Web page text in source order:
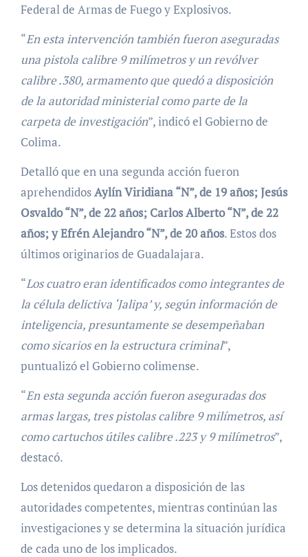
Federal de Armas de Fuego y Explosivos.
“En esta intervención también fueron aseguradas
una pistola calibre 9 milímetros y un revólver
calibre .380, armamento que quedó a disposición
de la autoridad ministerial como parte de la
carpeta de investigación”, indicó el Gobierno de
Colima.
Detalló que en una segunda acción fueron
aprehendidosAylín Viridiana “N”, de 19 años; Jesús
Osvaldo “N”, de 22 años; Carlos Alberto “N”, de 22
años; y Efrén Alejandro “N”, de 20 años. Estos dos
últimos originarios de Guadalajara.
“Los cuatro eran identificados como integrantes de
la célula delictiva ‘Jalipa’ y, según información de
inteligencia, presuntamente se desempeñaban
como sicarios en la estructura criminal”,
puntualizó el Gobierno colimense.
“En esta segunda acción fueron aseguradas dos
armas largas, tres pistolas calibre 9 milímetros, así
como cartuchos útiles calibre .223 y 9 milímetros”,
destacó.
Los detenidos quedaron a disposición de las
autoridades competentes, mientras continúan las
investigaciones y se determina la situación jurídica
de cada uno de los implicados.